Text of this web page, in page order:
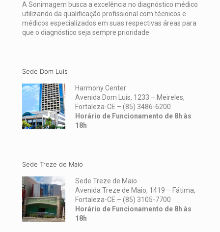
A Sonimagem busca a excelência no diagnóstico médico
utilizando da qualificação profissional com técnicos e
médicos especializados em suas respectivas áreas para
que o diagnóstico seja sempre prioridade.
Sede Dom Luís
Harmony Center
Avenida Dom Luís, 1233 – Meireles,
Fortaleza-CE – (85) 3486-6200
Horário de Funcionamento de 8h às
18h
Sede Treze de Maio
Sede Treze de Maio
Avenida Treze de Maio, 1419 – Fátima,
Fortaleza-CE – (85) 3105-7700
Horário de Funcionamento de 8h às
18h